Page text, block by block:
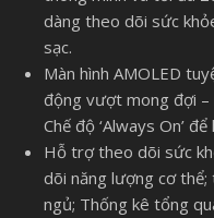
dàng theo dõi sức
sạc.
Màn hình AMOLED
động vượt mong đợi
Chế độ ‘Always On’
Hỗ trợ theo dõi sức
dõi năng lượng cơ
ngủ; Thống kê tổng